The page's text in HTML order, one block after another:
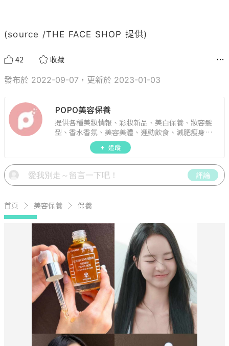
(source /THE FACE SHOP 提供)
42 收藏
發布於 2022-09-07，更新於 2023-01-03
POPO美容保養
提供各種美妝情報、彩妝新品、美白保養、妝容髮
型、香水香氛、美容美體、運動飲食、減肥瘦身、
週年慶資訊。
追蹤
評論
首頁 美容保養 保養